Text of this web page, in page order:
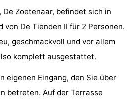
De Zoetenaar, befindet sich in
von De Tienden II für 2 Personen.
geschmackvoll und vor allem
komplett ausgestattet.
eigenen Eingang, den Sie über
betreten. Auf der Terrasse